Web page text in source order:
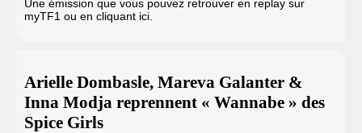
Une émission que vous pouvez retrouver en replay sur
myTF1 ou en cliquant ici.
Arielle Dombasle, Mareva Galanter &
Inna Modja reprennent « Wannabe » des
Spice Girls